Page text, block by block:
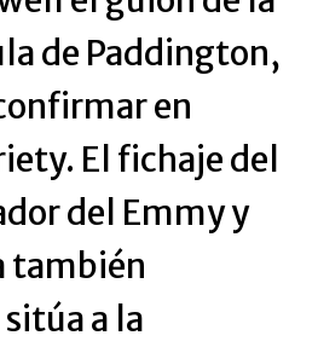
de Paddington,
en
El fichaje del
del Emmy y
también
a la